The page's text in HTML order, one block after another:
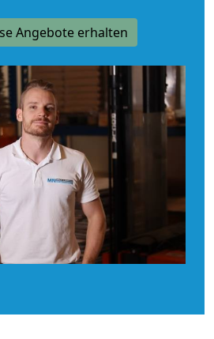
Angebote erhalten